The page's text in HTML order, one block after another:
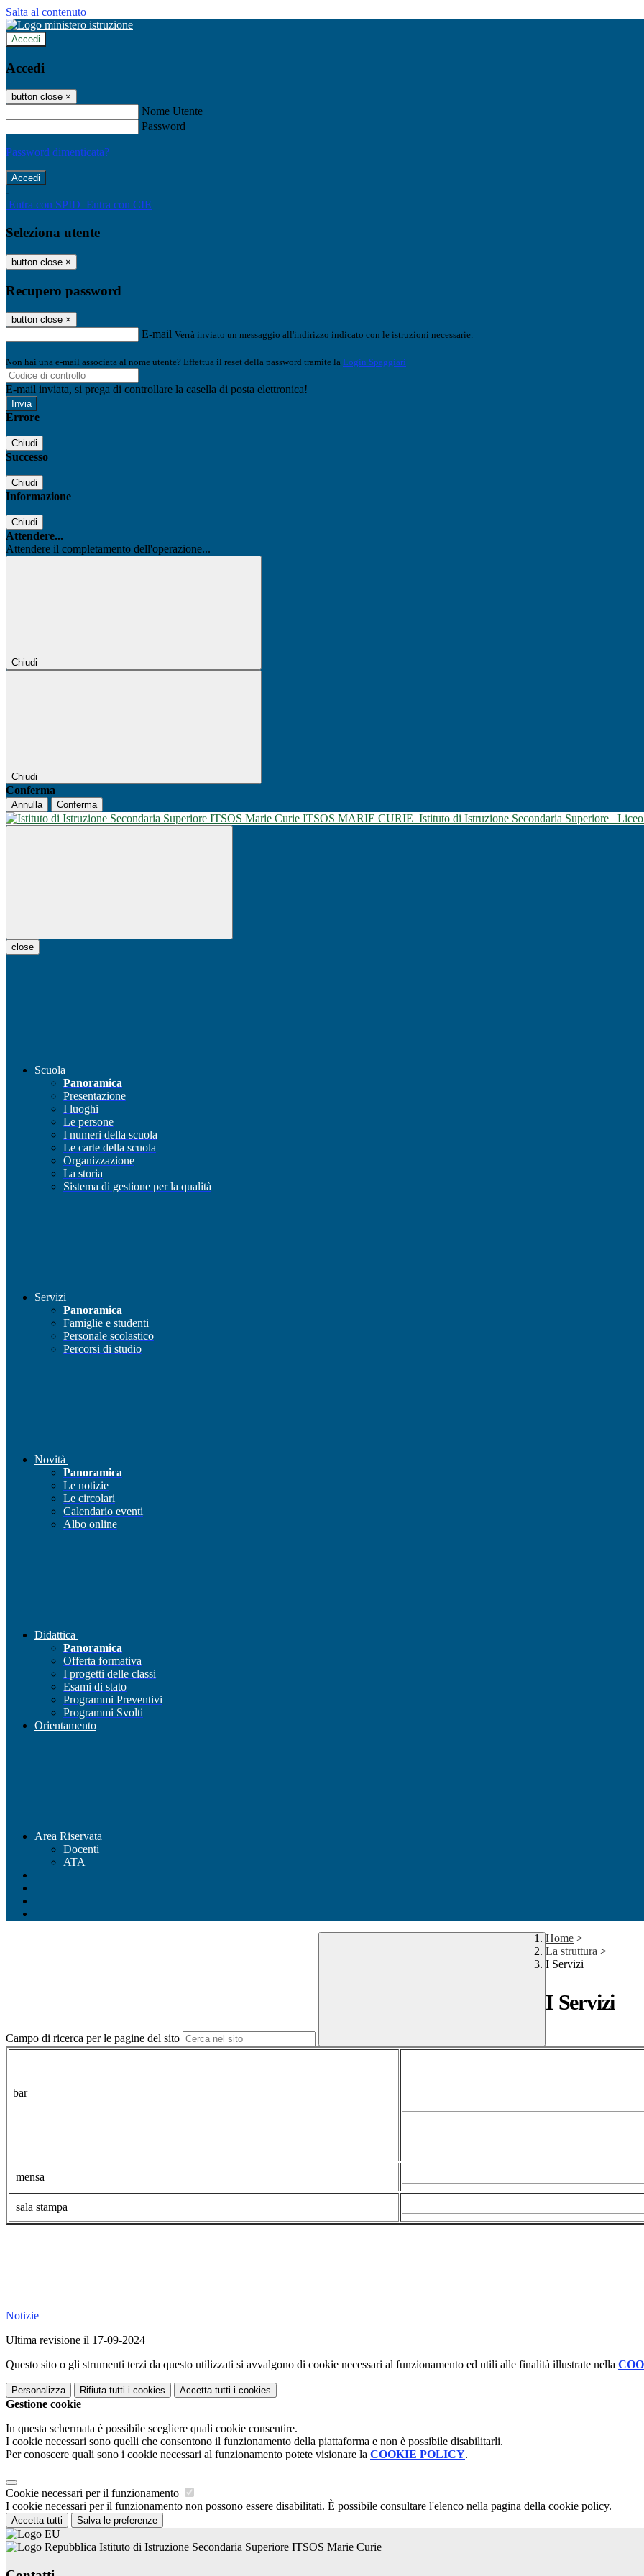
Salta al contenuto
Accedi
Accedi
button close ×
Nome Utente
Password
Password dimenticata?
-
Entra con SPID Entra con CIE
Seleziona utente
button close ×
Recupero password
button close ×
E-mail Verrà inviato un messaggio all'indirizzo indicato con le istruzioni necessarie.
Non hai una e-mail associata al nome utente? Effettua il reset della password tramite la Login Spaggiari
E-mail inviata, si prega di controllare la casella di posta elettronica!
Errore
Chiudi
Successo
Chiudi
Informazione
Chiudi
Attendere...
Attendere il completamento dell'operazione...
Chiudi
Chiudi
Conferma
Annulla Conferma
ITSOS MARIE CURIE Istituto di Istruzione Secondaria Superiore
close
Scuola
Panoramica
Presentazione
I luoghi
Le persone
I numeri della scuola
Le carte della scuola
Organizzazione
La storia
Sistema di gestione per la qualità
Servizi
Panoramica
Famiglie e studenti
Personale scolastico
Percorsi di studio
Novità
Panoramica
Le notizie
Le circolari
Calendario eventi
Albo online
Didattica
Panoramica
Offerta formativa
I progetti delle classi
Esami di stato
Programmi Preventivi
Programmi Svolti
Orientamento
Area Riservata
Docenti
ATA
Campo di ricerca per le pagine del sito
Home >
La struttura >
I Servizi
I Servizi
bar
mensa
sala stampa
Notizie
Ultima revisione il 17-09-2024
Questo sito o gli strumenti terzi da questo utilizzati si avvalgono di cookie necessari al funzionamento ed utili alle finalità illustrate nella
Personalizza Rifiuta tutti i cookies Accetta tutti i cookies
Gestione cookie
In questa schermata è possibile scegliere quali cookie consentire.
I cookie necessari sono quelli che consentono il funzionamento della piattaforma e non è possibile disabilitarli.
Per conoscere quali sono i cookie necessari al funzionamento potete visionare la COOKIE POLICY.
Cookie necessari per il funzionamento
I cookie necessari per il funzionamento non possono essere disabilitati. È possibile consultare l'elenco nella pagina della cookie policy.
Accetta tutti Salva le preferenze
Istituto di Istruzione Secondaria Superiore ITSOS Marie Curie